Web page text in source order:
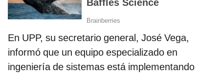
En UPP, su secretario general, José Vega,
informó que un equipo especializado en
ingeniería de sistemas está implementando